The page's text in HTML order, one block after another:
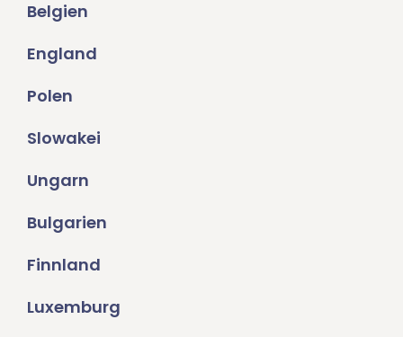
Belgien
England
Polen
Slowakei
Ungarn
Bulgarien
Finnland
Luxemburg